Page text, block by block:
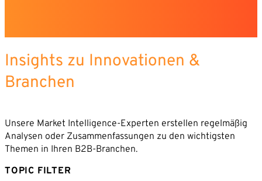
Insights zu Innovationen &
Branchen
Unsere Market Intelligence-Experten erstellen regelmäßig
Analysen oder Zusammenfassungen zu den wichtigsten
Themen in Ihren B2B-Branchen.
TOPIC FILTER